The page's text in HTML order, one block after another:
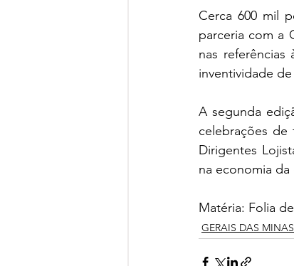
Cerca 600 mil
parceria com a
nas
inventividade
A segunda
celebrações
Dirigentes
na economia
Matéria: Folia
GERAIS DAS MINAS